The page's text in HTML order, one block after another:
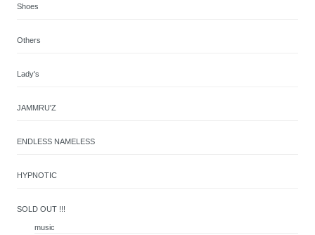
Shoes
Others
Lady's
JAMMRU'Z
ENDLESS NAMELESS
HYPNOTIC
SOLD OUT !!!
music